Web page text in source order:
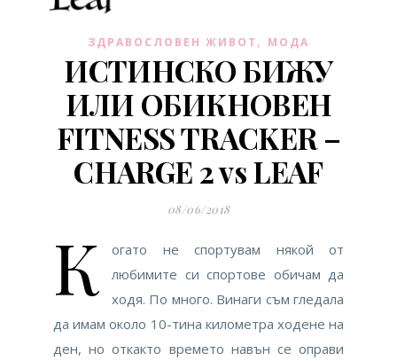
ЗДРАВОСЛОВЕН ЖИВОТ , МОДА
ИСТИНСКО БИЖУ
ИЛИ ОБИКНОВЕН
FITNESS TRACKER –
CHARGE 2 vs LEAF
08/06/2018
К
огато не спортувам някой от
любимите си спортове обичам да
ходя. По много. Винаги съм гледала
да имам около 10-тина километра ходене на
ден, но откакто времето навън се оправи